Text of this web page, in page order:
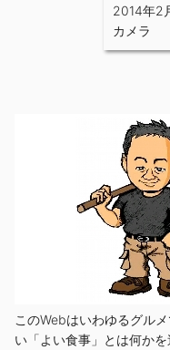
2014年2
カメラ
このWebはいわゆるグル
い「よい食事」とは何か